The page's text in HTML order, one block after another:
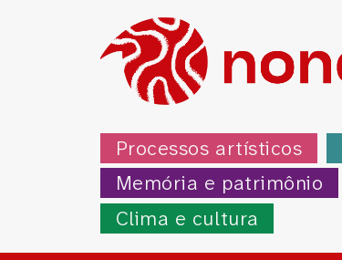
Processos artísticos
Memória e patrimônio
Clima e cultura